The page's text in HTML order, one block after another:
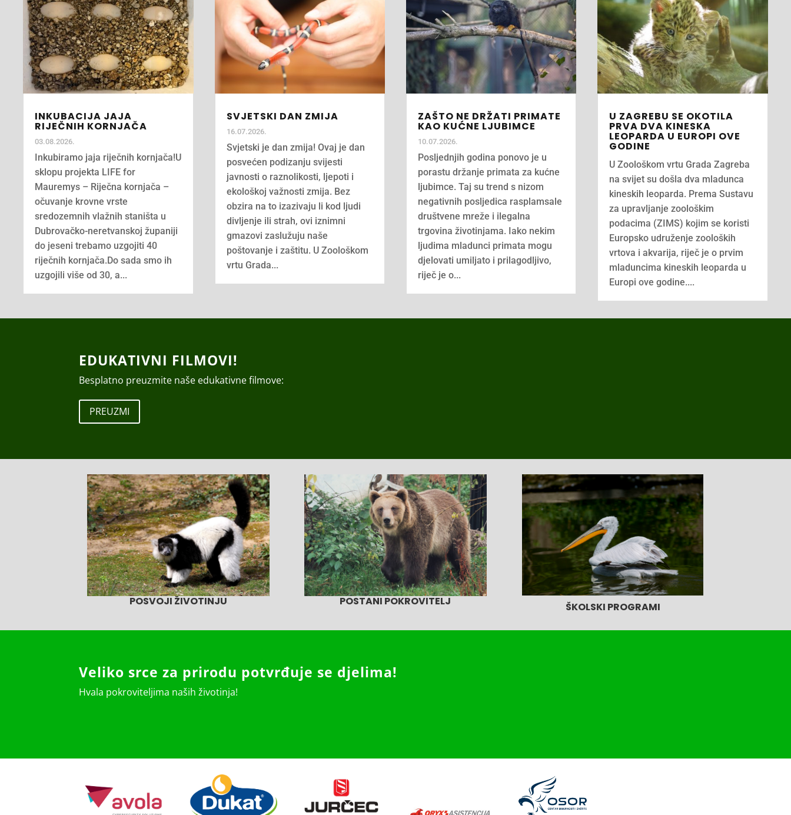
INKUBACIJA JAJA
RIJEČNIH KORNJAČA
03.08.2026.
Inkubiramo jaja riječnih kornjača!U
sklopu projekta LIFE for
Mauremys – Riječna kornjača –
očuvanje krovne vrste
sredozemnih vlažnih staništa u
Dubrovačko-neretvanskoj županiji
do jeseni trebamo uzgojiti 40
riječnih kornjača.Do sada smo ih
uzgojili više od 30, a...
SVJETSKI DAN ZMIJA
16.07.2026.
Svjetski je dan zmija! Ovaj je dan
posvećen podizanju svijesti
javnosti o raznolikosti, ljepoti i
ekološkoj važnosti zmija. Bez
obzira na to izazivaju li kod ljudi
divljenje ili strah, ovi iznimni
gmazovi zaslužuju naše
poštovanje i zaštitu. U Zoološkom
vrtu Grada...
ZAŠTO NE DRŽATI PRIMATE
KAO KUĆNE LJUBIMCE
10.07.2026.
Posljednjih godina ponovo je u
porastu držanje primata za kućne
ljubimce. Taj su trend s nizom
negativnih posljedica rasplamsale
društvene mreže i ilegalna
trgovina životinjama. Iako nekim
ljudima mladunci primata mogu
djelovati umiljato i prilagodljivo,
riječ je o...
U ZAGREBU SE OKOTILA
PRVA DVA KINESKA
LEOPARDA U EUROPI OVE
GODINE
U Zoološkom vrtu Grada Zagreba
na svijet su došla dva mladunca
kineskih leoparda. Prema Sustavu
za upravljanje zoološkim
podacima (ZIMS) kojim se koristi
Europsko udruženje zooloških
vrtova i akvarija, riječ je o prvim
mladuncima kineskih leoparda u
Europi ove godine....
EDUKATIVNI FILMOVI!
Besplatno preuzmite naše edukativne filmove:
PREUZMI
POSVOJI ŽIVOTINJU POSTANI POKROVITELJ ŠKOLSKI PROGRAMI
Veliko srce za prirodu potvrđuje se djelima!
Hvala pokroviteljima naših životinja!